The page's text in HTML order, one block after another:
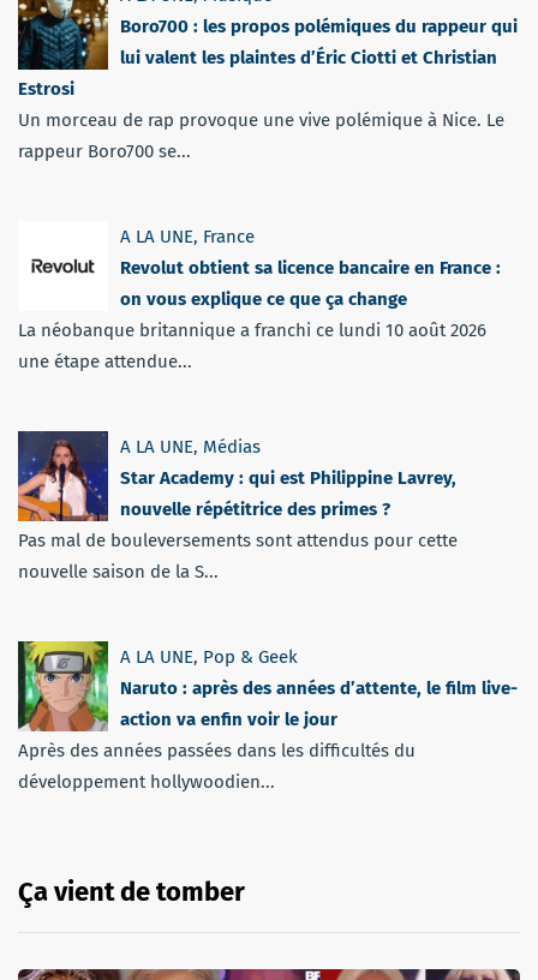
Boro700 : les propos polémiques du rappeur qui
lui valent les plaintes d’Éric Ciotti et Christian
Estrosi
Un morceau de rap provoque une vive polémique à Nice. Le
rappeur Boro700 se...
A LA UNE, France
Revolut obtient sa licence bancaire en France :
on vous explique ce que ça change
La néobanque britannique a franchi ce lundi 10 août 2026
une étape attendue...
A LA UNE, Médias
Star Academy : qui est Philippine Lavrey,
nouvelle répétitrice des primes ?
Pas mal de bouleversements sont attendus pour cette
nouvelle saison de la S...
A LA UNE, Pop & Geek
Naruto : après des années d’attente, le film live-
action va enfin voir le jour
Après des années passées dans les difficultés du
développement hollywoodien...
Ça vient de tomber